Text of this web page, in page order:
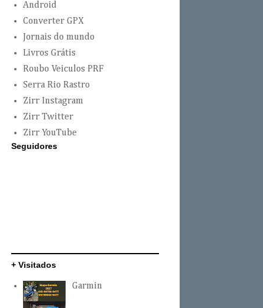
Android
Converter GPX
Jornais do mundo
Livros Grátis
Roubo Veiculos PRF
Serra Rio Rastro
Zirr Instagram
Zirr Twitter
Zirr YouTube
Seguidores
+ Visitados
Garmin